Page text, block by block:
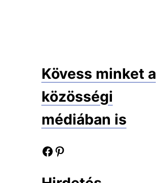
Kövess minket a
közösségi
médiában is
Facebook oldalunk Pinterest oldalunk